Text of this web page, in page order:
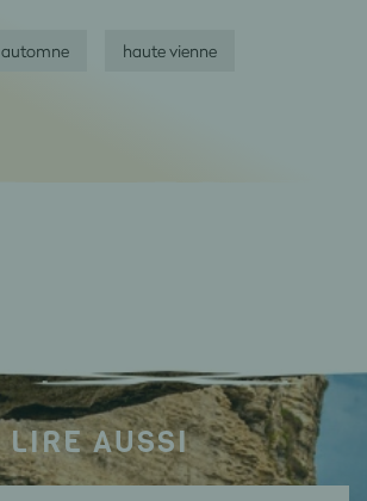
automne haute vienne
LIRE AUSSI